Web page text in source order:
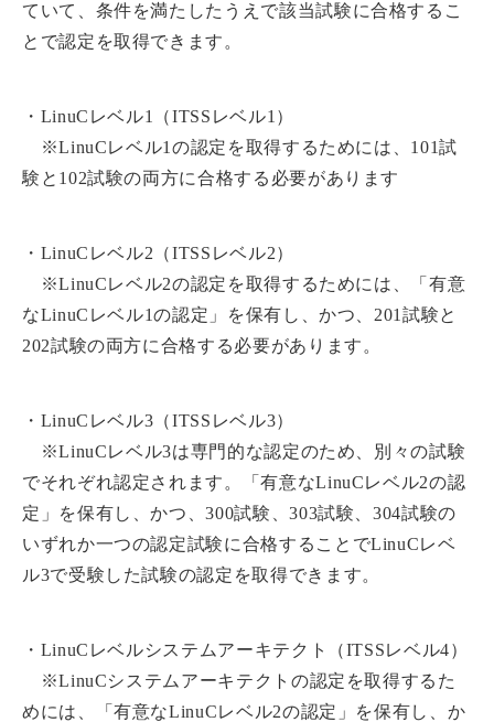
ていて、条件を満たしたうえで該当試験に合格するこ
とで認定を取得できます。
・LinuCレベル1（ITSSレベル1）
※LinuCレベル1の認定を取得するためには、101試
験と102試験の両方に合格する必要があります
・LinuCレベル2（ITSSレベル2）
※LinuCレベル2の認定を取得するためには、「有意
なLinuCレベル1の認定」を保有し、かつ、201試験と
202試験の両方に合格する必要があります。
・LinuCレベル3（ITSSレベル3）
※LinuCレベル3は専門的な認定のため、別々の試験
でそれぞれ認定されます。「有意なLinuCレベル2の認
定」を保有し、かつ、300試験、303試験、304試験の
いずれか一つの認定試験に合格することでLinuCレベ
ル3で受験した試験の認定を取得できます。
・LinuCレベルシステムアーキテクト（ITSSレベル4）
※LinuCシステムアーキテクトの認定を取得するた
めには、「有意なLinuCレベル2の認定」を保有し、か